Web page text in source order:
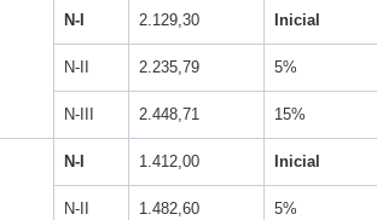
N-I 2.129,30 Inicial
N-II 2.235,79 5%
N-III 2.448,71 15%
N-I 1.412,00 Inicial
N-II 1.482,60 5%